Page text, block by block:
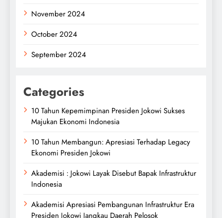
November 2024
October 2024
September 2024
Categories
10 Tahun Kepemimpinan Presiden Jokowi Sukses
Majukan Ekonomi Indonesia
10 Tahun Membangun: Apresiasi Terhadap Legacy
Ekonomi Presiden Jokowi
Akademisi : Jokowi Layak Disebut Bapak Infrastruktur
Indonesia
Akademisi Apresiasi Pembangunan Infrastruktur Era
Presiden Jokowi Jangkau Daerah Pelosok